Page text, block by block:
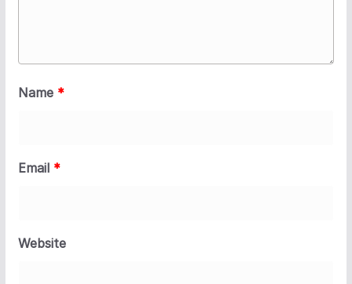
Name *
Email *
Website